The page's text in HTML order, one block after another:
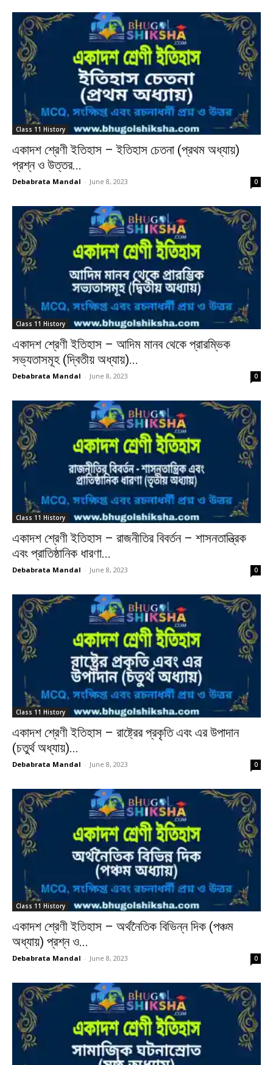
Class 11 History
একাদশ শ্রেণী ইতিহাস – ইতিহাস চেতনা (প্রথম অধ্যায়)
প্রশ্ন ও উত্তর...
Debabrata Mandal - June 8, 2023 0
Class 11 History
একাদশ শ্রেণী ইতিহাস – আদিম মানব থেকে প্রারম্ভিক
সভ্যতাসমূহ (দ্বিতীয় অধ্যায়)...
Debabrata Mandal - June 8, 2023 0
Class 11 History
একাদশ শ্রেণী ইতিহাস – রাজনীতির বিবর্তন – শাসনতান্ত্রিক
এবং প্রাতিষ্ঠানিক ধারণা...
Debabrata Mandal - June 8, 2023 0
Class 11 History
একাদশ শ্রেণী ইতিহাস – রাষ্ট্রের প্রকৃতি এবং এর উপাদান
(চতুর্থ অধ্যায়)...
Debabrata Mandal - June 8, 2023 0
Class 11 History
একাদশ শ্রেণী ইতিহাস – অর্থনৈতিক বিভিন্ন দিক (পঞ্চম
অধ্যায়) প্রশ্ন ও...
Debabrata Mandal - June 8, 2023 0